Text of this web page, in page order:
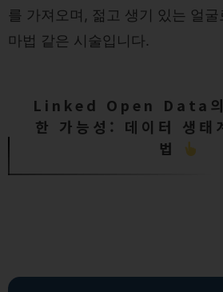
를 가져오며, 젊고 생기 있는 얼
마법 같은 시술입니다.
Linked Open Data의
한 가능성: 데이터 생태
법